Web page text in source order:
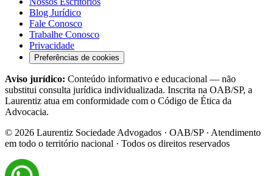
Blog Jurídico
Fale Conosco
Trabalhe Conosco
Privacidade
Preferências de cookies
Aviso jurídico: Conteúdo informativo e educacional — não
substitui consulta jurídica individualizada. Inscrita na OAB/SP, a
Laurentiz atua em conformidade com o Código de Ética da
Advocacia.
© 2026 Laurentiz Sociedade Advogados · OAB/SP · Atendimento
em todo o território nacional · Todos os direitos reservados